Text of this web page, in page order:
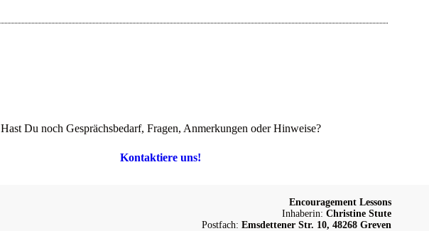
Hast Du noch Gesprächsbedarf, Fragen, Anmerkungen oder Hinweise?
Kontaktiere uns!
Encouragement Lessons
Inhaberin:Christine Stute
Postfach:Emsdettener Str. 10, 48268 Greven